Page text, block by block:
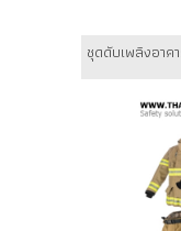
ชุดดับเพลิงอาค